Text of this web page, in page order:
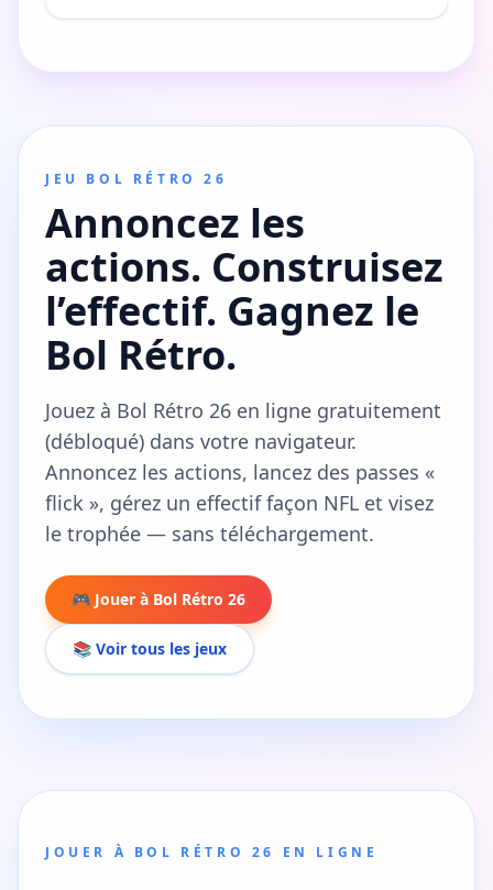
JEU BOL RÉTRO 26
Annoncez les
actions. Construisez
l’effectif. Gagnez le
Bol Rétro.
Jouez à Bol Rétro 26 en ligne gratuitement
(débloqué) dans votre navigateur.
Annoncez les actions, lancez des passes «
flick », gérez un effectif façon NFL et visez
le trophée — sans téléchargement.
🎮 Jouer à Bol Rétro 26
📚 Voir tous les jeux
JOUER À BOL RÉTRO 26 EN LIGNE